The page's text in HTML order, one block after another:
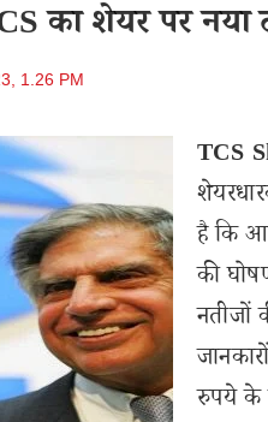
का शेयर पर नया
1.26 PM
TCS
है कि
की
नतीजों
रुपये के